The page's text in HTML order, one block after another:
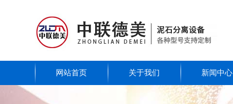
网站首页 关于我们 新闻中心